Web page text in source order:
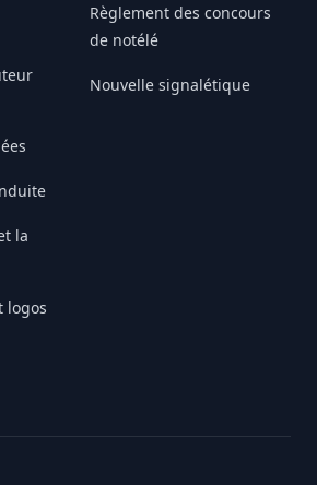
la
logos
Règlement des concours
de notélé
Nouvelle signalétique